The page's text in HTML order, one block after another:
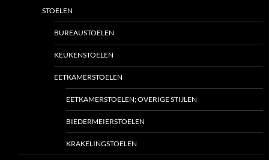
STOELEN
BUREAUSTOELEN
KEUKENSTOELEN
EETKAMERSTOELEN
EETKAMERSTOELEN; OVERIGE STIJLEN
BIEDERMEIERSTOELEN
KRAKELINGSTOELEN